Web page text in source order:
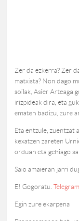
Zer da ezkerra? Zer
matxista? Non dago
soilak, Asier Arteaga
irizpideak dira, eta
ematen badizu, zure
Eta entzule, zuentzat
kexatzen zareten
orduan eta gehiago
Saio amaieran jarri
E! Gogoratu.
Egin zure ekarpena